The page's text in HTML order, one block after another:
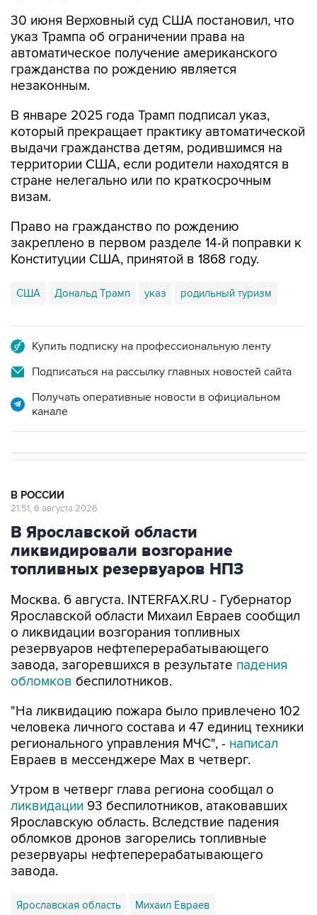
30 июня Верховный суд США постановил, что
указ Трампа об ограничении права на
автоматическое получение американского
гражданства по рождению является
незаконным.
В январе 2025 года Трамп подписал указ,
который прекращает практику автоматической
выдачи гражданства детям, родившимся на
территории США, если родители находятся в
стране нелегально или по краткосрочным
визам.
Право на гражданство по рождению
закреплено в первом разделе 14-й поправки к
Конституции США, принятой в 1868 году.
США Дональд Трамп указ родильный туризм
Купить подписку на профессиональную ленту
Подписаться на рассылку главных новостей сайта
Получать оперативные новости в официальном
канале
В РОССИИ
21:51, 6 августа 2026
В Ярославской области
ликвидировали возгорание
топливных резервуаров НПЗ
Москва. 6 августа. INTERFAX.RU - Губернатор
Ярославской области Михаил Евраев сообщил
о ликвидации возгорания топливных
резервуаров нефтеперерабатывающего
завода, загоревшихся в результате падения
обломков беспилотников.
"На ликвидацию пожара было привлечено 102
человека личного состава и 47 единиц техники
регионального управления МЧС", - написал
Евраев в мессенджере Мах в четверг.
Утром в четверг глава региона сообщал о
ликвидации 93 беспилотников, атаковавших
Ярославскую область. Вследствие падения
обломков дронов загорелись топливные
резервуары нефтеперерабатывающего
завода.
Ярославская область Михаил Евраев